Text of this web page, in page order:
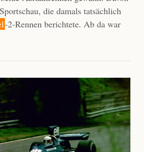
die damals tatsächlich
-2-Rennen berichtete. Ab da war